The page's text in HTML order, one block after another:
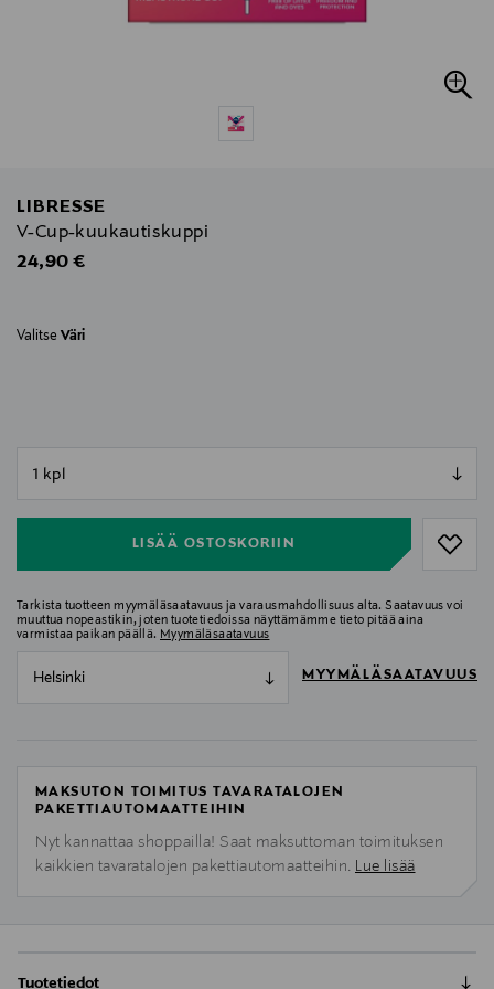
LIBRESSE
V-Cup-kuukautiskuppi
Original Price
24,90 €
Valitse Väri
LISÄÄ OSTOSKORIIN
null
Tarkista tuotteen myymäläsaatavuus ja varausmahdollisuus alta. Saatavuus voi
muuttua nopeastikin, joten tuotetiedoissa näyttämämme tieto pitää aina
varmistaa paikan päällä. Myymäläsaatavuus
Helsinki MYYMÄLÄSAATAVUUS
MAKSUTON TOIMITUS TAVARATALOJEN
PAKETTIAUTOMAATTEIHIN
Nyt kannattaa shoppailla! Saat maksuttoman toimituksen
kaikkien tavaratalojen pakettiautomaatteihin. Lue lisää
Tuotetiedot